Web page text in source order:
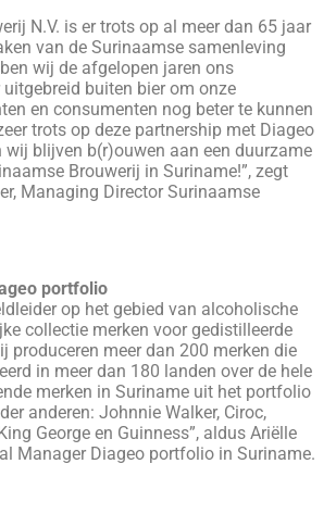
N.V. is er trots op al meer dan 65 jaar
van de Surinaamse samenleving
wij de afgelopen jaren ons
buiten bier om onze
en consumenten nog beter te kunnen
trots op deze partnership met Diageo
wij blijven b(r)ouwen aan een duurzame
Brouwerij in Suriname!”, zegt
Managing Director Surinaamse
portfolio
op het gebied van alcoholische
collectie merken voor gedistilleerde
produceren meer dan 200 merken die
in meer dan 180 landen over de hele
merken in Suriname uit het portfolio
anderen: Johnnie Walker, Ciroc,
George en Guinness”, aldus Ariëlle
Manager Diageo portfolio in Suriname.